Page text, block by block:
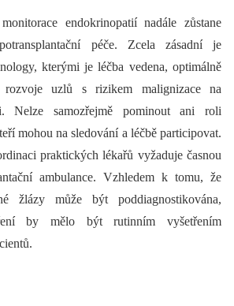
endokrinopatií nadále zůstane
péče. Zcela zásadní je
kterými je léčba vedena, optimálně
rozvoje uzlů s
rizikem malignizace na
Nelze samozřejmě pominout ani roli
mohou na sledování a léčbě participovat.
praktických lékařů vyžaduje časnou
ambulance. Vzhledem k tomu, že
žlázy může být poddiagnostikována,
by mělo být rutinním vyšetřením